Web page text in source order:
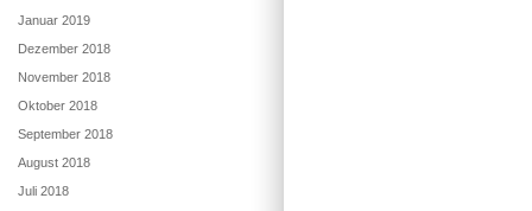
Januar 2019
Dezember 2018
November 2018
Oktober 2018
September 2018
August 2018
Juli 2018